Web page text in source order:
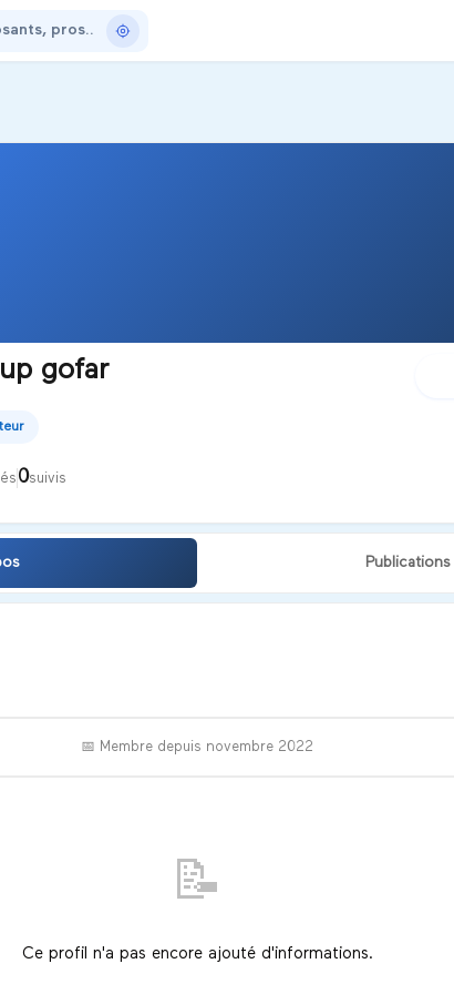
gofar
0suivis
Publications
📅 Membre depuis novembre 2022
📝
Ce profil n'a pas encore ajouté d'informations.